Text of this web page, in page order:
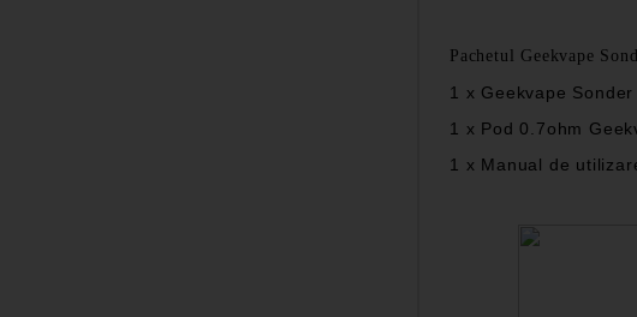
Pachetul Geekvape
1 x Geekvape Sonder
1 x Pod 0.7ohm
1 x Manual de